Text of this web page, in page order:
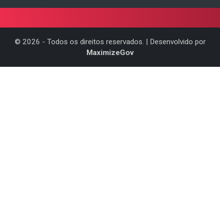
© 2026 - Todos os direitos reservados. | Desenvolvido por
MaximizeGov